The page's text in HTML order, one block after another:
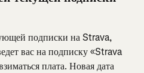
подписки на Strava,
вас на подписку «Strava
плата. Новая дата